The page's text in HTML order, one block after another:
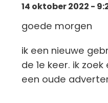
14 oktober 2022 -
goede morgen
ik een nieuwe
de 1e keer. ik
een oude